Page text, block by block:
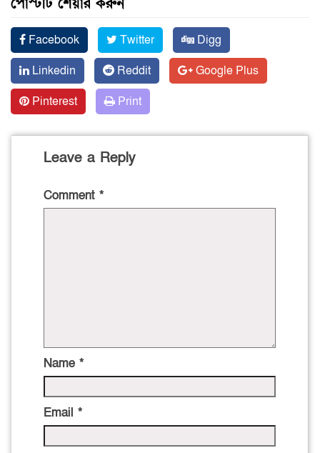
পোস্টটি শেয়ার করুন
Facebook Twitter
Digg
Linkedin
Reddit
Google Plus
Pinterest
Print
Leave a Reply
Comment *
Name *
Email *